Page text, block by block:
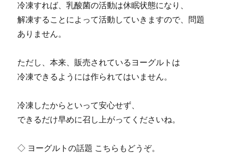
冷凍すれば、乳酸菌の活動は休眠状態になり、
解凍することによって活動していきますので、問題
ありません。
ただし、本来、販売されているヨーグルトは
冷凍できるようには作られてはいません。
冷凍したからといって安心せず、
できるだけ早めに召し上がってくださいね。
◇ ヨーグルトの話題 こちらもどうぞ。